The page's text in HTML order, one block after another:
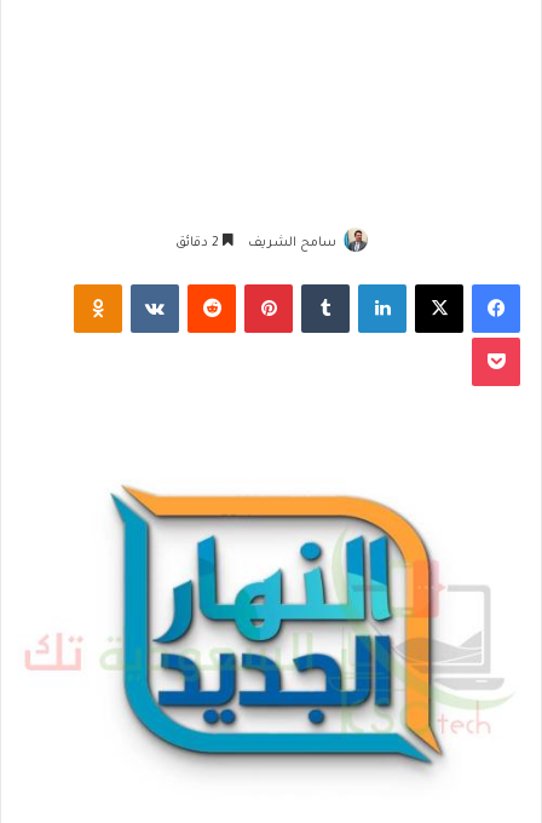
سامح الشريف
فيسبوك لينكدإن بينتيريست